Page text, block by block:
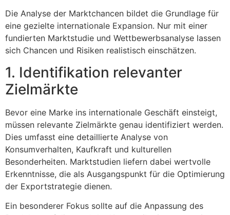
Die Analyse der Marktchancen bildet die Grundlage für
eine gezielte internationale Expansion. Nur mit einer
fundierten Marktstudie und Wettbewerbsanalyse lassen
sich Chancen und Risiken realistisch einschätzen.
1. Identifikation relevanter
Zielmärkte
Bevor eine Marke ins internationale Geschäft einsteigt,
müssen relevante Zielmärkte genau identifiziert werden.
Dies umfasst eine detaillierte Analyse von
Konsumverhalten, Kaufkraft und kulturellen
Besonderheiten. Marktstudien liefern dabei wertvolle
Erkenntnisse, die als Ausgangspunkt für die Optimierung
der Exportstrategie dienen.
Ein besonderer Fokus sollte auf die Anpassung des